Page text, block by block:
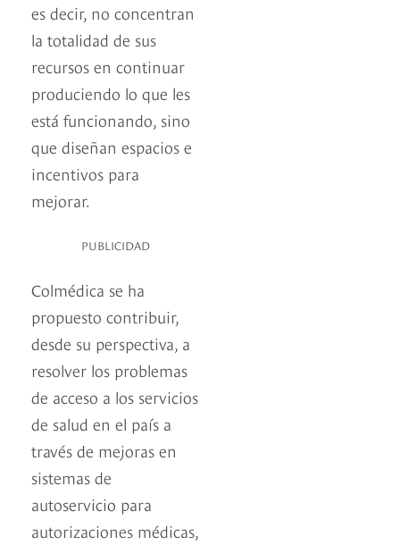
es decir, no concentran
la totalidad de sus
recursos en continuar
produciendo lo que les
está funcionando, sino
que diseñan espacios e
incentivos para
mejorar.
PUBLICIDAD
Colmédica se ha
propuesto contribuir,
desde su perspectiva, a
resolver los problemas
de acceso a los servicios
de salud en el país a
través de mejoras en
sistemas de
autoservicio para
autorizaciones médicas,